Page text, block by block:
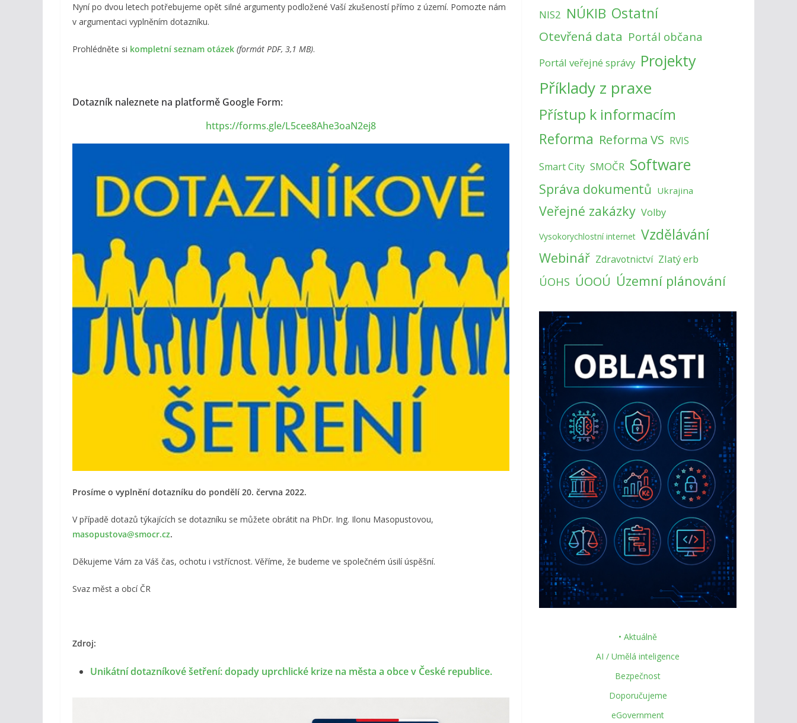
Nyní po dvou letech potřebujeme opět silné argumenty podložené Vaší zkušeností přímo z území. Pomozte nám
v argumentaci vyplněním dotazníku.
Prohlédněte si kompletní seznam otázek (formát PDF, 3,1 MB).
Dotazník naleznete na platformě Google Form:
https://forms.gle/L5cee8Ahe3oaN2ej8
Prosíme o vyplnění dotazníku do pondělí 20. června 2022.
V případě dotazů týkajících se dotazníku se můžete obrátit na PhDr. Ing. Ilonu Masopustovou,
masopustova@smocr.cz.
Děkujeme Vám za Váš čas, ochotu i vstřícnost. Věříme, že budeme ve společném úsilí úspěšní.
Svaz měst a obcí ČR
Zdroj:
Unikátní dotazníkové šetření: dopady uprchlické krize na města a obce v České republice.
NIS2 NÚKIB Ostatní
Otevřená data Portál občana
Portál veřejné správy Projekty
Příklady z praxe
Přístup k informacím
Reforma Reforma VS RVIS
Smart City SMOČR Software
Správa dokumentů Ukrajina
Veřejné zakázky Volby
Vysokorychlostní internet Vzdělávání
Webinář Zdravotnictví Zlatý erb
ÚOHS ÚOOÚ Územní plánování
• Aktuálně
AI / Umělá inteligence
Bezpečnost
Doporučujeme
eGovernment